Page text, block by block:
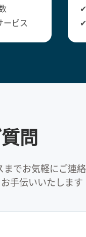
ービス
✔
✔
問
でお気軽にご連
手伝いいたします